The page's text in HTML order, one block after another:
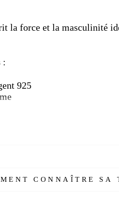
la force et la masculinité
:
925
: 2 jours
CONNAÎTRE